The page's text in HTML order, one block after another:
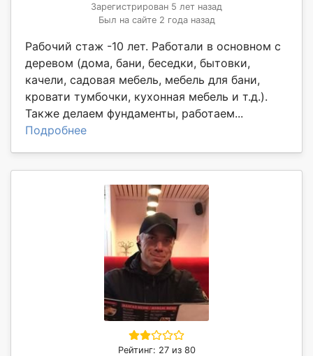
Зарегистрирован 5 лет назад
Был на сайте 2 года назад
Рабочий стаж -10 лет. Работали в основном с
деревом (дома, бани, беседки, бытовки,
качели, садовая мебель, мебель для бани,
кровати тумбочки, кухонная мебель и т.д.).
Также делаем фундаменты, работаем...
Подробнее
Рейтинг: 27 из 80